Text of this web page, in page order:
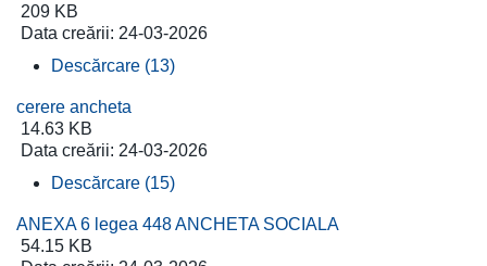
209 KB
Data creării: 24-03-2026
Descărcare (13)
cerere ancheta
14.63 KB
Data creării: 24-03-2026
Descărcare (15)
ANEXA 6 legea 448 ANCHETA SOCIALA
54.15 KB